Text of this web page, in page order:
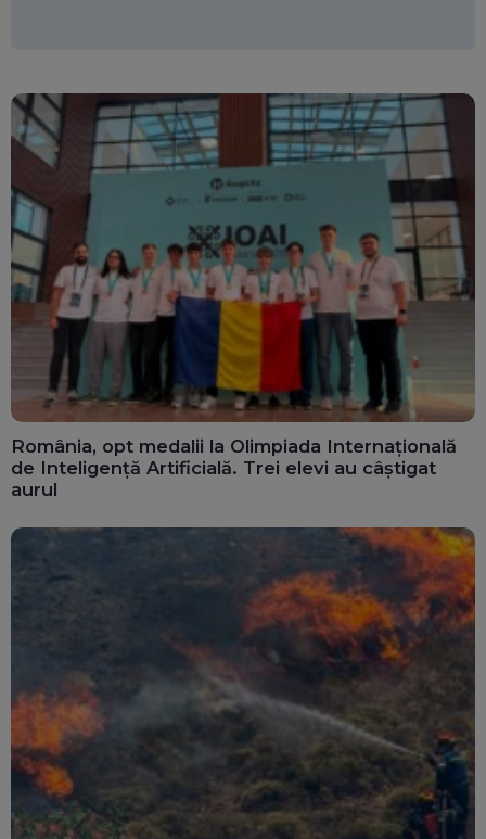
România, opt medalii la Olimpiada Internațională
de Inteligență Artificială. Trei elevi au câștigat
aurul